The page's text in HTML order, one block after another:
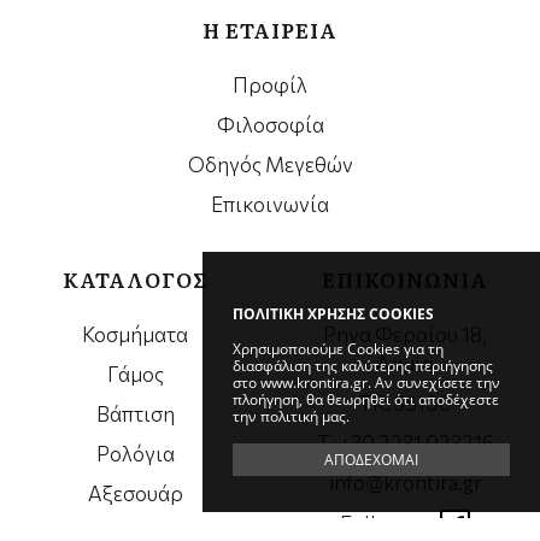
ΠΟΛΙΤΙΚΗ ΧΡΗΣΗΣ COOKIES
Χρησιμοποιούμε Cookies για τη
διασφάλιση της καλύτερης περιήγησης
στο www.krontira.gr. Αν συνεχίσετε την
πλοήγηση, θα θεωρηθεί ότι αποδέχεστε
την πολιτική μας.
ΑΠΟΔΕΧΟΜΑΙ
Η ΕΤΑΙΡΕΙΑ
Προφίλ
Φιλοσοφία
Οδηγός Μεγεθών
Επικοινωνία
ΚΑΤΑΛΟΓΟΣ
Κοσμήματα
Γάμος
Βάπτιση
Ρολόγια
Αξεσουάρ
Λαμία
ΤΚ. 35100
Τ. +30 2231 023216
info@krontira.gr
Follow us